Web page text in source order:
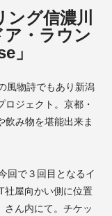
グ信濃川
・ラウン
」
風物詩でもあり新潟
ジェクト。京都・
飲み物を堪能出来ま
回で３回目となるイ
社屋向かい側に位置
ん内にて。チケッ